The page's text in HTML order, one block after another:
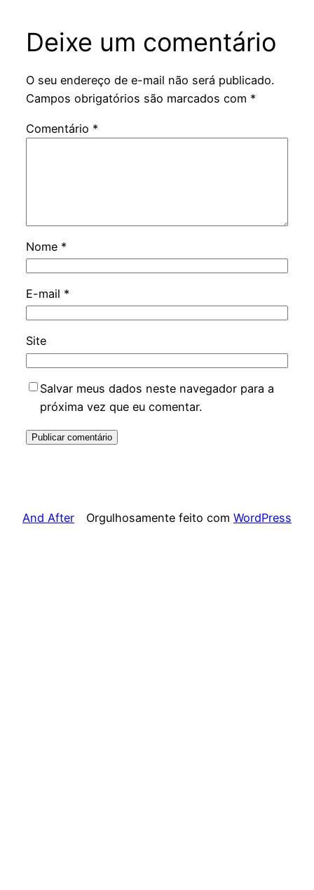
Deixe um comentário
O seu endereço de e-mail não será publicado.
Campos obrigatórios são marcados com *
Comentário *
Nome *
E-mail *
Site
Salvar meus dados neste navegador para a
próxima vez que eu comentar.
And After Orgulhosamente feito com WordPress